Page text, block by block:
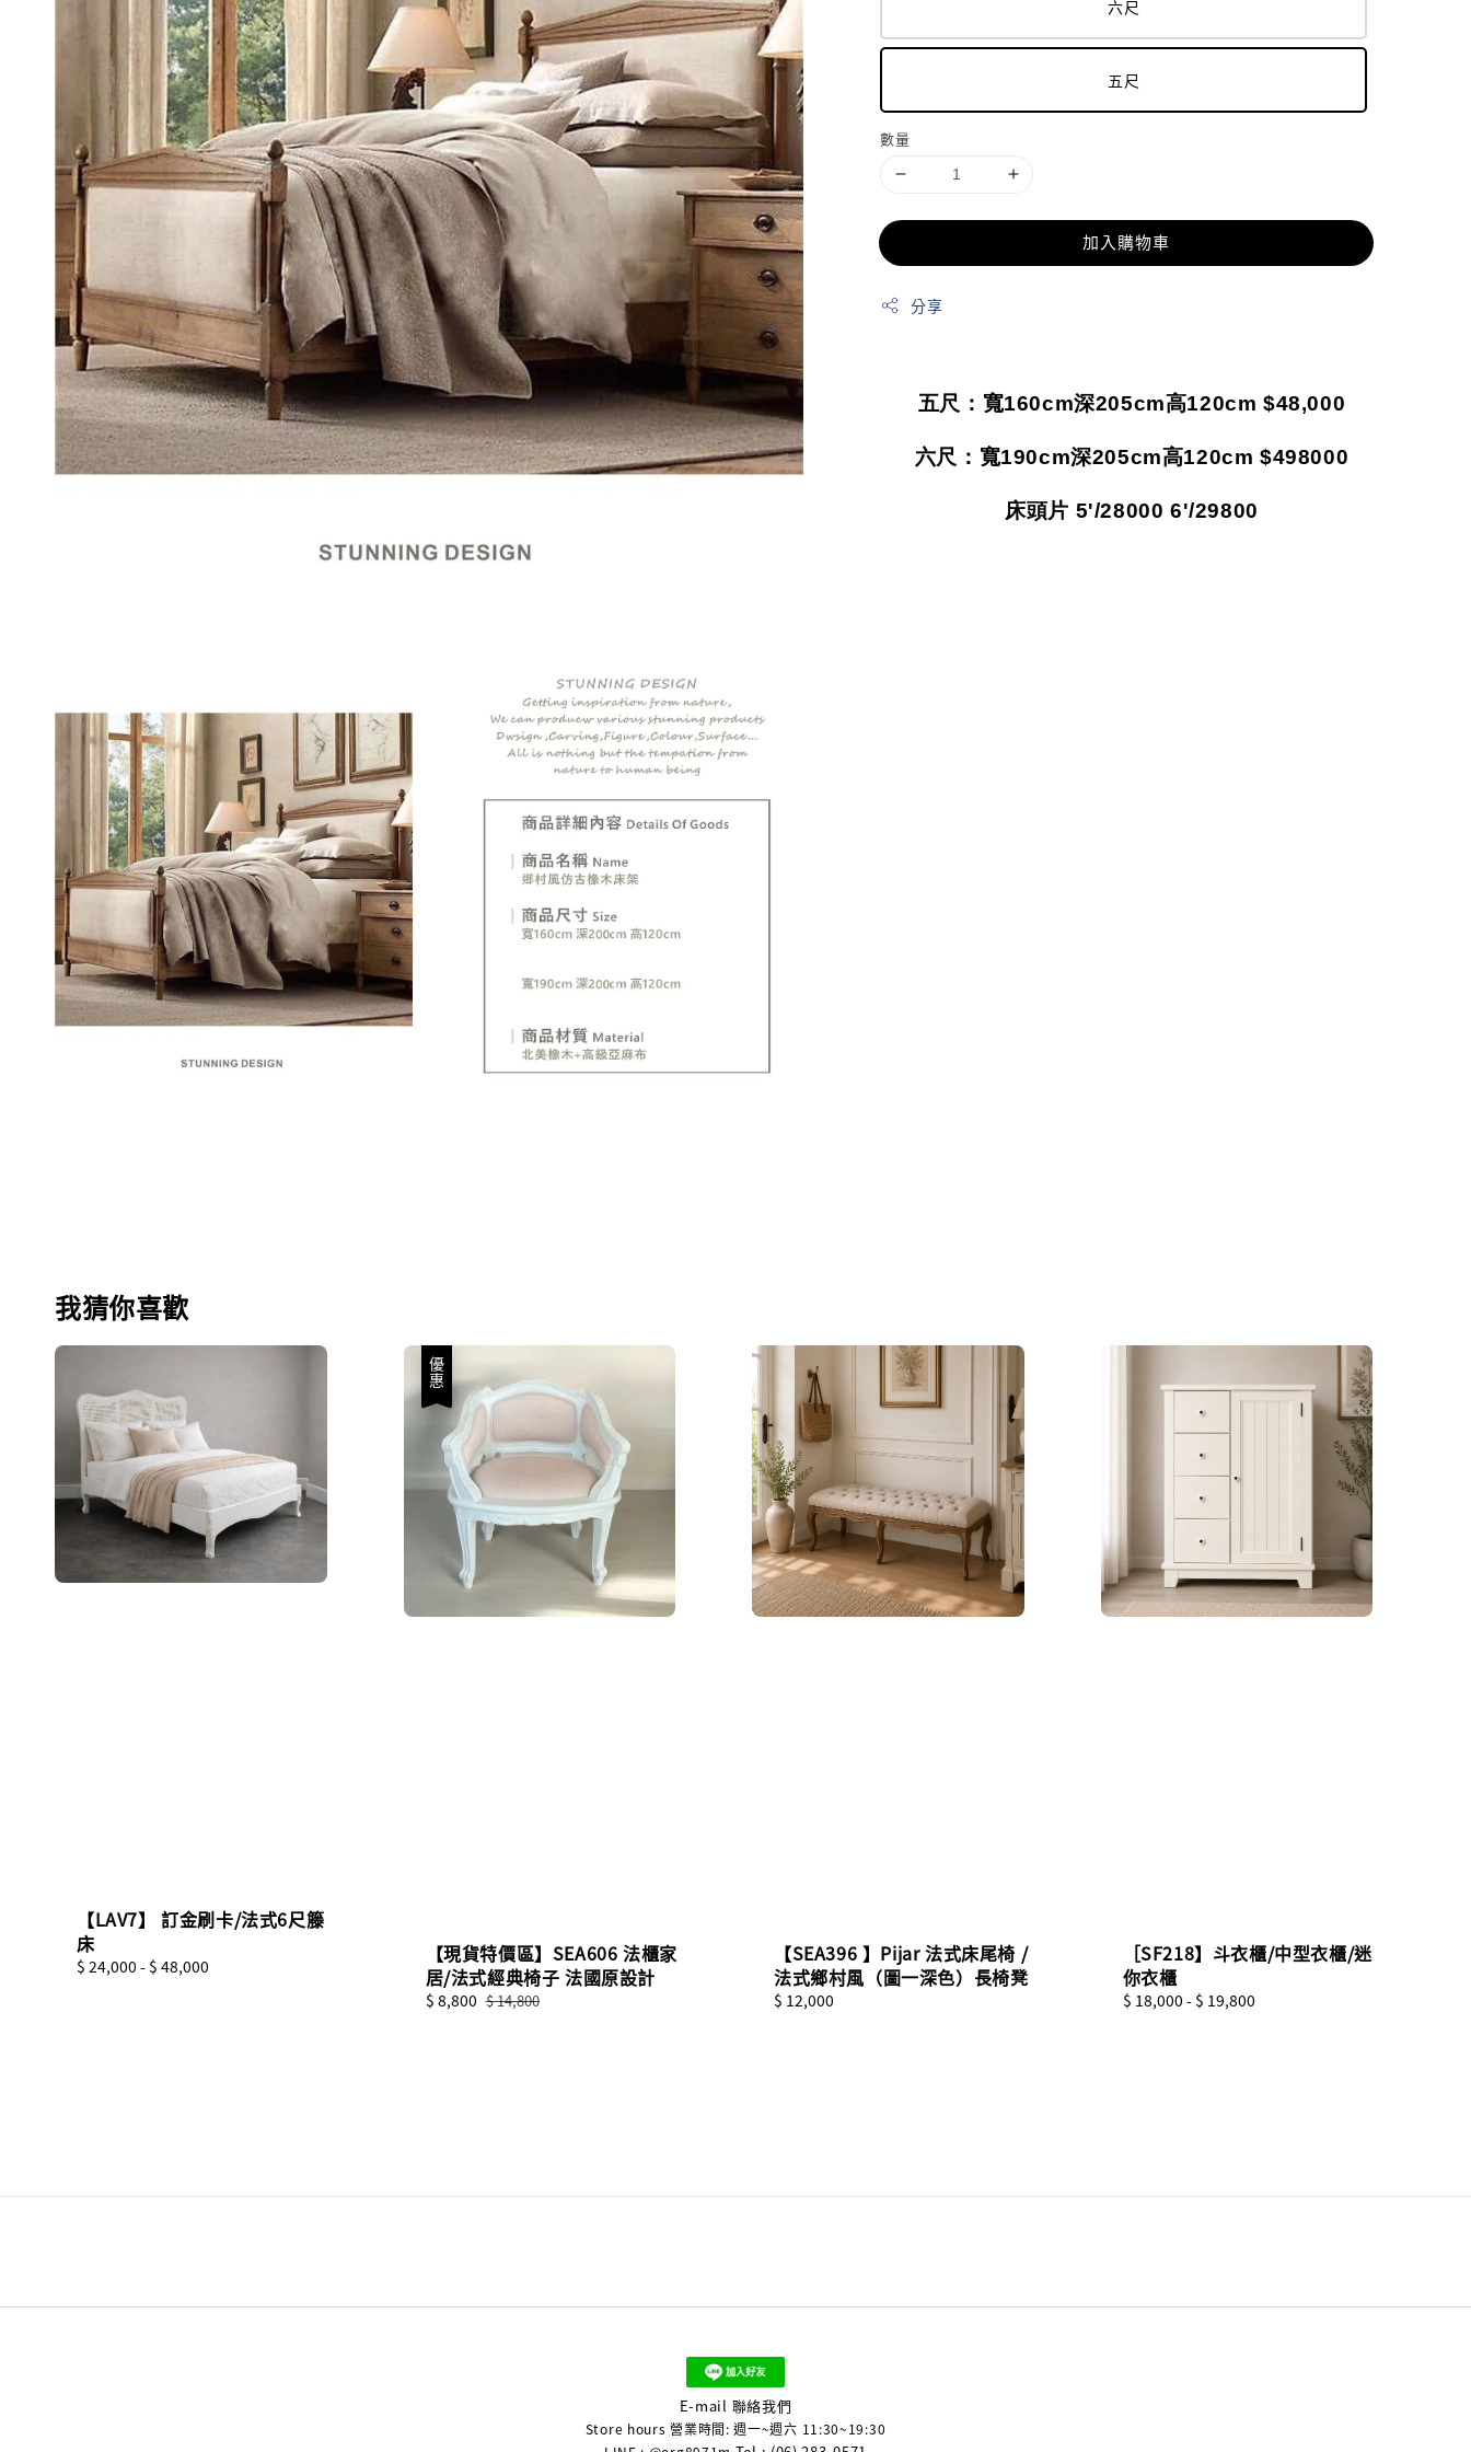
六尺
五尺
數量
加入購物車
分享
五尺：寬160cm深205cm高120cm $48,000
六尺：寬190cm深205cm高120cm $498000
床頭片 5'/28000 6'/29800
我猜你喜歡
【LAV7】 訂金刷卡/法式6尺籐
床
Regular
$ 24,000 - $ 48,000
優惠
【現貨特價區】SEA606 法櫃家
居/法式經典椅子 法國原設計
Sale
$ 8,800 Regular
$ 14,800
【SEA396 】Pijar 法式床尾椅 /
法式鄉村風（圖一深色）長椅凳
Regular
$ 12,000
［SF218】斗衣櫃/中型衣櫃/迷
你衣櫃
Regular
$ 18,000 - $ 19,800
E-mail 聯絡我們
Store hours 營業時間: 週一~週六 11:30~19:30